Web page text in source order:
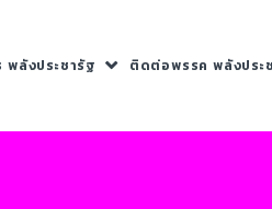
พลังประชารัฐ ติดต่อพรรค พลังประ